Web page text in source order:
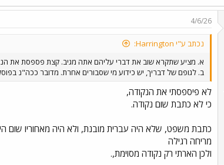
4/6/26
נכתב ע"י Harrington:
א. מציע שתקרא שוב את דברי עליהם אתה מגיב. קצת פספסת את
ב. לגופם של דבריך, יש כידוע מי שסבורים אחרת. מדובר ככה"נ
לא פיספסתי את הנקודה,
כי לא כתבת שום נקודה.
כתבת משפט, שלא היה עברית מובנת, ולא היה מאחוריו שום
מריחה רגילה
ולכן הארתי רק נקודה מסוימת,.